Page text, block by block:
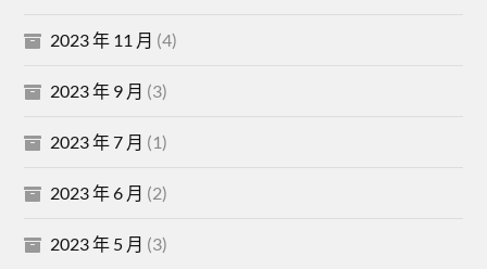
2023 年 11 月 (4)
2023 年 9 月 (3)
2023 年 7 月 (1)
2023 年 6 月 (2)
2023 年 5 月 (3)